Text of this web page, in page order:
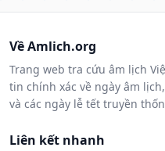
Về Amlich.org
Trang web tra cứu âm lịch
tin chính xác về ngày âm
và các ngày lễ tết truyền
Liên kết nhanh